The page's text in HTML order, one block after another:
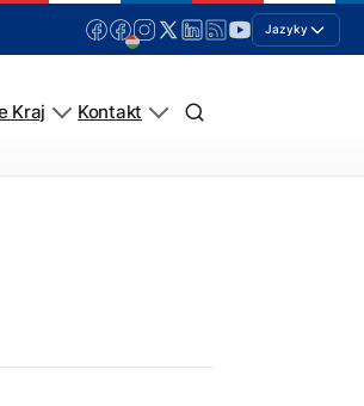
Jazyky
Kraj Kontakt